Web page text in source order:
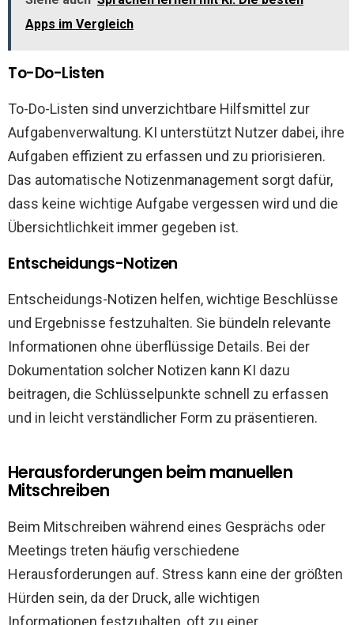
Apps im Vergleich
To-Do-Listen
To-Do-Listen sind unverzichtbare Hilfsmittel zur
Aufgabenverwaltung. KI unterstützt Nutzer dabei, ihre
Aufgaben effizient zu erfassen und zu priorisieren.
Das automatische Notizenmanagement sorgt dafür,
dass keine wichtige Aufgabe vergessen wird und die
Übersichtlichkeit immer gegeben ist.
Entscheidungs-Notizen
Entscheidungs-Notizen helfen, wichtige Beschlüsse
und Ergebnisse festzuhalten. Sie bündeln relevante
Informationen ohne überflüssige Details. Bei der
Dokumentation solcher Notizen kann KI dazu
beitragen, die Schlüsselpunkte schnell zu erfassen
und in leicht verständlicher Form zu präsentieren.
Herausforderungen beim manuellen
Mitschreiben
Beim Mitschreiben während eines Gesprächs oder
Meetings treten häufig verschiedene
Herausforderungen auf. Stress kann eine der größten
Hürden sein, da der Druck, alle wichtigen
Informationen festzuhalten, oft zu einer